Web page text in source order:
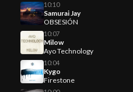
10:10
Samurai Jay
OBSESIÓN
10:07
Milow
Ayo Technology
10:04
Kygo
Firestone